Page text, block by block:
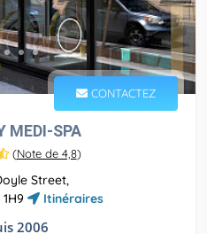
CONTACTEZ
MEDI-SPA
(Note de 4,8)
Street,
Itinéraires
2006